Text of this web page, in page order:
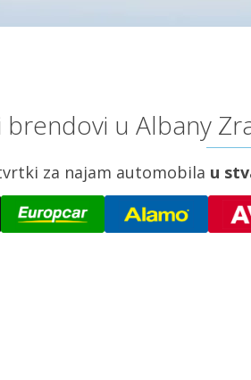
brendovi u Albany
za najam automobila u